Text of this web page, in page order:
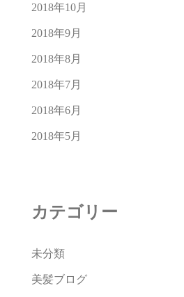
2018年10月
2018年9月
2018年8月
2018年7月
2018年6月
2018年5月
カテゴリー
未分類
美髪ブログ